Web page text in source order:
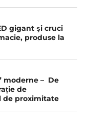
gigant şi cruci
produse la
moderne – De
de
de proximitate